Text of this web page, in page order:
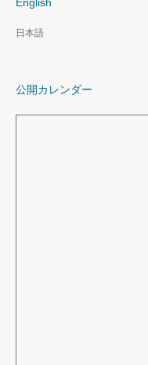
日本語
公開カレンダー